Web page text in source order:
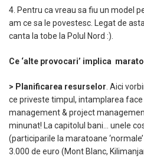
4. Pentru ca vreau sa fiu un model
am ce sa le povestesc. Legat de
canta la tobe la Polul Nord :).
Ce ‘alte provocari’ implica
> Planificarea resurselor . Aici
ce priveste timpul, intamplarea
management & project
minunat! La capitolul bani… unele
(participarile la maratoane
3.000 de euro (Mont Blanc,